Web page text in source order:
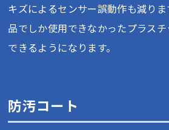
キズによるセンサー誤動作も減り
品でしか使用できなかったプラス
できるようになります。
防汚コート